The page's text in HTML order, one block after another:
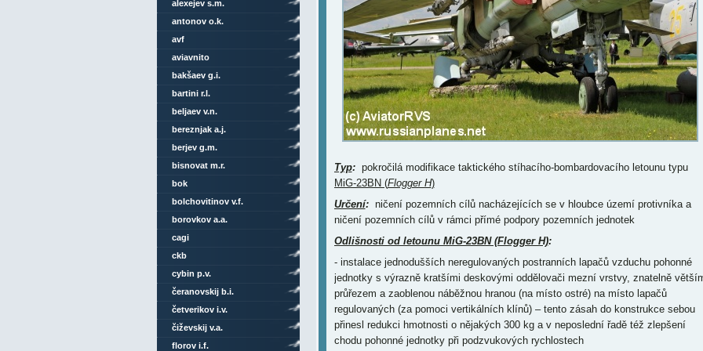
Typ:pokročilá modifikace taktického stíhacího-bombardovacího letounu typu
MiG-23BN (Flogger H)
Určení:ničení pozemních cílů nacházejících se v hloubce území protivníka a
ničení pozemních cílů v rámci přímé podpory pozemních jednotek
Odlišnosti od letounu MiG-23BN (Flogger H):
- instalace jednodušších neregulovaných postranních lapačů vzduchu pohonné
jednotky s výrazně kratšími deskovými oddělovači mezní vrstvy, znatelně
průřezem a zaoblenou náběžnou hranou (na místo ostré) na místo lapačů
regulovaných (za pomoci vertikálních klínů) – tento zásah do konstrukce sebou
přinesl redukci hmotnosti o nějakých 300 kg a v neposlední řadě též zlepšení
chodu pohonné jednotky při podzvukových rychlostech
alexejev s.m.
antonov o.k.
avf
aviavnito
bakšaev g.i.
bartini r.l.
beljaev v.n.
bereznjak a.j.
berjev g.m.
bisnovat m.r.
bok
bolchovitinov v.f.
borovkov a.a.
cagi
ckb
cybin p.v.
čeranovskij b.i.
četverikov i.v.
čiževskij v.a.
florov i.f.